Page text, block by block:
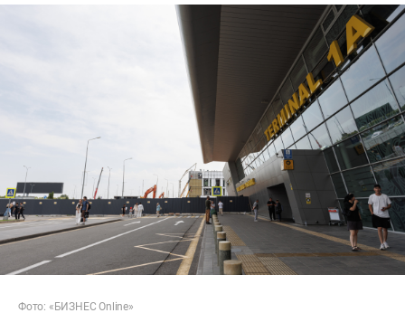
Фото: «БИЗНЕС Online»